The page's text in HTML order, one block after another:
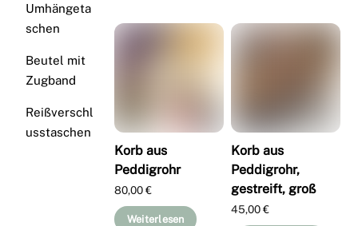
Korb aus
Peddigrohr
80,00€
Weiterlesen
Korb aus
Peddigrohr,
gestreift, groß
45,00€
Umhängeta
schen
Beutel mit
Zugband
Reißverschl
usstaschen